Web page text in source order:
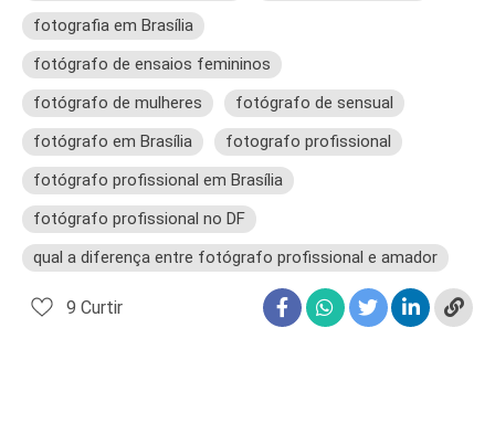
fotografia em Brasília
fotógrafo de ensaios femininos
fotógrafo de mulheres
fotógrafo de sensual
fotógrafo em Brasília
fotografo profissional
fotógrafo profissional em Brasília
fotógrafo profissional no DF
qual a diferença entre fotógrafo profissional e amador
9 Curtir